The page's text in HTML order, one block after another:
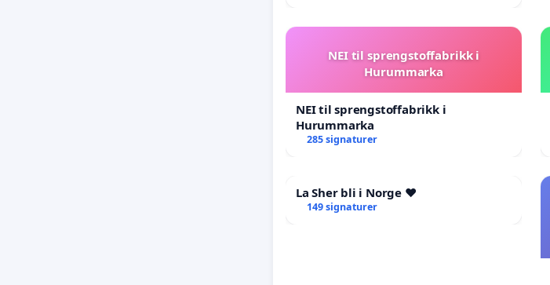
NEI til sprengstoffabrikk i
Hurummarka
NEI til sprengstoffabrikk i
Hurummarka
285 signaturer
La Sher bli i Norge ❤️
149 signaturer